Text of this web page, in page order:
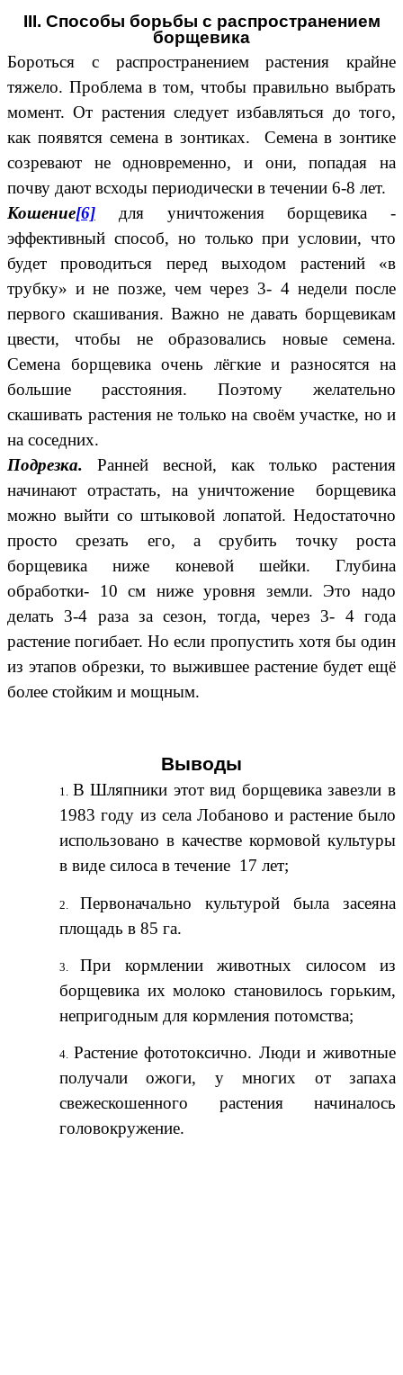
III. Способы борьбы с распространением
борщевика
Бороться с распространением растения крайне
тяжело. Проблема в том, чтобы правильно выбрать
момент. От растения следует избавляться до того,
как появятся семена в зонтиках. Семена в зонтике
созревают не одновременно, и они, попадая на
почву дают всходы периодически в течении 6-8 лет.
Кошение[6] для уничтожения борщевика -
эффективный способ, но только при условии, что
будет проводиться перед выходом растений «в
трубку» и не позже, чем через 3- 4 недели после
первого скашивания. Важно не давать борщевикам
цвести, чтобы не образовались новые семена.
Семена борщевика очень лёгкие и разносятся на
большие расстояния. Поэтому желательно
скашивать растения не только на своём участке, но и
на соседних.
Подрезка. Ранней весной, как только растения
начинают отрастать, на уничтожение борщевика
можно выйти со штыковой лопатой. Недостаточно
просто срезать его, а срубить точку роста
борщевика ниже коневой шейки. Глубина
обработки- 10 см ниже уровня земли. Это надо
делать 3-4 раза за сезон, тогда, через 3- 4 года
растение погибает. Но если пропустить хотя бы один
из этапов обрезки, то выжившее растение будет ещё
более стойким и мощным.
Выводы
В Шляпники этот вид борщевика завезли в
1983 году из села Лобаново и растение было
использовано в качестве кормовой культуры
в виде силоса в течение 17 лет;
Первоначально культурой была засеяна
площадь в 85 га.
При кормлении животных силосом из
борщевика их молоко становилось горьким,
непригодным для кормления потомства;
Растение фототоксично. Люди и животные
получали ожоги, у многих от запаха
свежескошенного растения начиналось
головокружение.